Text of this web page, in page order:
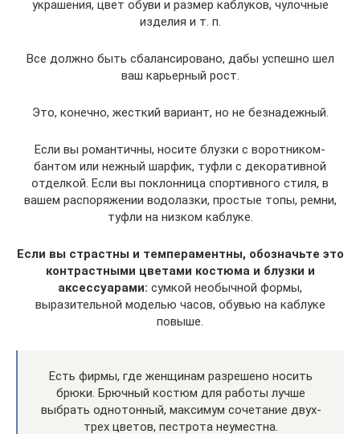
украшения, цвет обуви и размер каблуков, чулочные
изделия и т. п.
Все должно быть сбалансировано, дабы успешно шел
ваш карьерный рост.
Это, конечно, жесткий вариант, но не безнадежный.
Если вы романтичны, носите блузки с воротником-
бантом или нежный шарфик, туфли с декоративной
отделкой. Если вы поклонница спортивного стиля, в
вашем распоряжении водолазки, простые топы, ремни,
туфли на низком каблуке.
Если вы страстны и темпераментны, обозначьте это
контрастными цветами костюма и блузки и
аксессуарами: сумкой необычной формы,
выразительной моделью часов, обувью на каблуке
повыше.
Есть фирмы, где женщинам разрешено носить
брюки. Брючный костюм для работы лучше
выбрать однотонный, максимум сочетание двух-
трех цветов, пестрота неуместна.